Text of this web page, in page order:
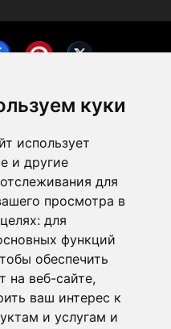
куки
использует
и другие
для
просмотра в
для
функций
обеспечить
на веб-сайте,
ваш интерес к
и услугам и
SA была бенефициаром